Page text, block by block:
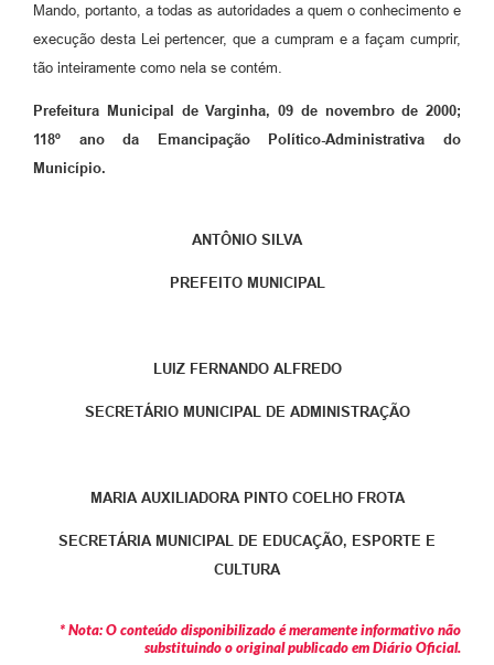
Mando, portanto, a todas as autoridades a quem o conhecimento e
execução desta Lei pertencer, que a cumpram e a façam cumprir,
tão inteiramente como nela se contém.
Prefeitura Municipal de Varginha, 09 de novembro de 2000;
118º ano da Emancipação Político-Administrativa do
Município.
ANTÔNIO SILVA
PREFEITO MUNICIPAL
LUIZ FERNANDO ALFREDO
SECRETÁRIO MUNICIPAL DE ADMINISTRAÇÃO
MARIA AUXILIADORA PINTO COELHO FROTA
SECRETÁRIA MUNICIPAL DE EDUCAÇÃO, ESPORTE E
CULTURA
* Nota: O conteúdo disponibilizado é meramente informativo não
substituindo o original publicado em Diário Oficial.